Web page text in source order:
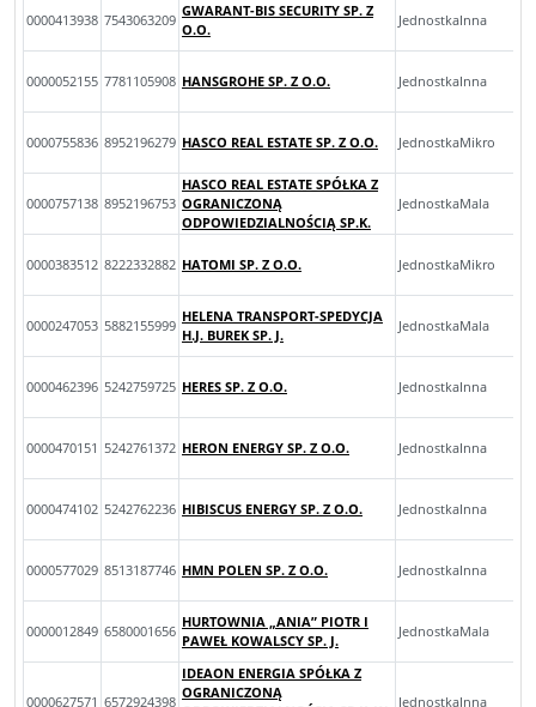
0000413938 7543063209
GWARANT-BIS SECURITY SP. Z
O.O.
JednostkaInna
0000052155 7781105908 HANSGROHE SP. Z O.O. JednostkaInna
0000755836 8952196279 HASCO REAL ESTATE SP. Z O.O. JednostkaMikro
0000757138 8952196753
HASCO REAL ESTATE SPÓŁKA Z
OGRANICZONĄ
ODPOWIEDZIALNOŚCIĄ SP.K.
JednostkaMala
0000383512 8222332882 HATOMI SP. Z O.O. JednostkaMikro
0000247053 5882155999
HELENA TRANSPORT-SPEDYCJA
H.J. BUREK SP. J.
JednostkaMala
0000462396 5242759725 HERES SP. Z O.O. JednostkaInna
0000470151 5242761372 HERON ENERGY SP. Z O.O. JednostkaInna
0000474102 5242762236 HIBISCUS ENERGY SP. Z O.O. JednostkaInna
0000577029 8513187746 HMN POLEN SP. Z O.O. JednostkaInna
0000012849 6580001656
HURTOWNIA „ANIA” PIOTR I
PAWEŁ KOWALSCY SP. J.
JednostkaMala
0000627571 6572924398
IDEAON ENERGIA SPÓŁKA Z
OGRANICZONĄ
JednostkaInna